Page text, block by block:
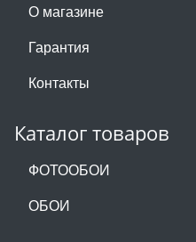
О магазине
Гарантия
Контакты
Каталог товаров
ФОТООБОИ
ОБОИ